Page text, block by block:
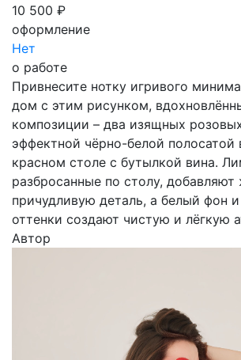
10 500 ₽
оформление
Нет
о работе
Привнесите нотку игривого
дом с этим рисунком,
композиции – два изящных
эффектной чёрно-белой полосатой
красном столе с бутылкой вина.
разбросанные по столу,
причудливую деталь, а белый фон
оттенки создают чистую и лёгкую
Автор